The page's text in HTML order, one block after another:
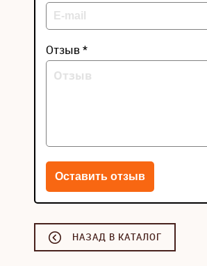
Отзыв *
НАЗАД В КАТАЛОГ